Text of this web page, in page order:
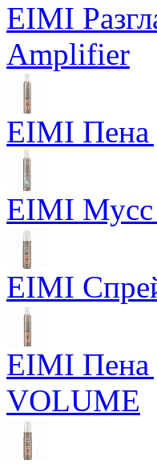
EIMI
Amplifier
EIMI Пена
EIMI Мусс
EIMI
EIMI Пена
VOLUME